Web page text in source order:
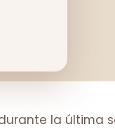
la última